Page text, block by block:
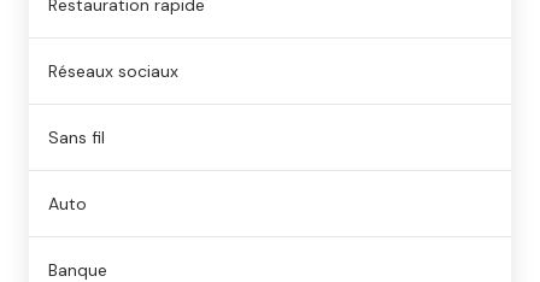
Restauration rapide
Réseaux sociaux
Sans fil
Auto
Banque